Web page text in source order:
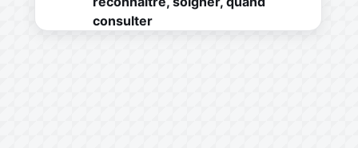
consulter